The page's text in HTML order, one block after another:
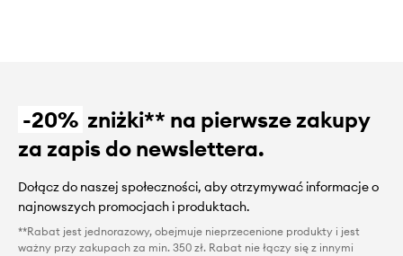
-20% zniżki** na pierwsze zakupy
za zapis do newslettera.
Dołącz do naszej społeczności, aby otrzymywać informacje o
najnowszych promocjach i produktach.
**Rabat jest jednorazowy, obejmuje nieprzecenione produkty i jest
ważny przy zakupach za min. 350 zł. Rabat nie łączy się z innymi